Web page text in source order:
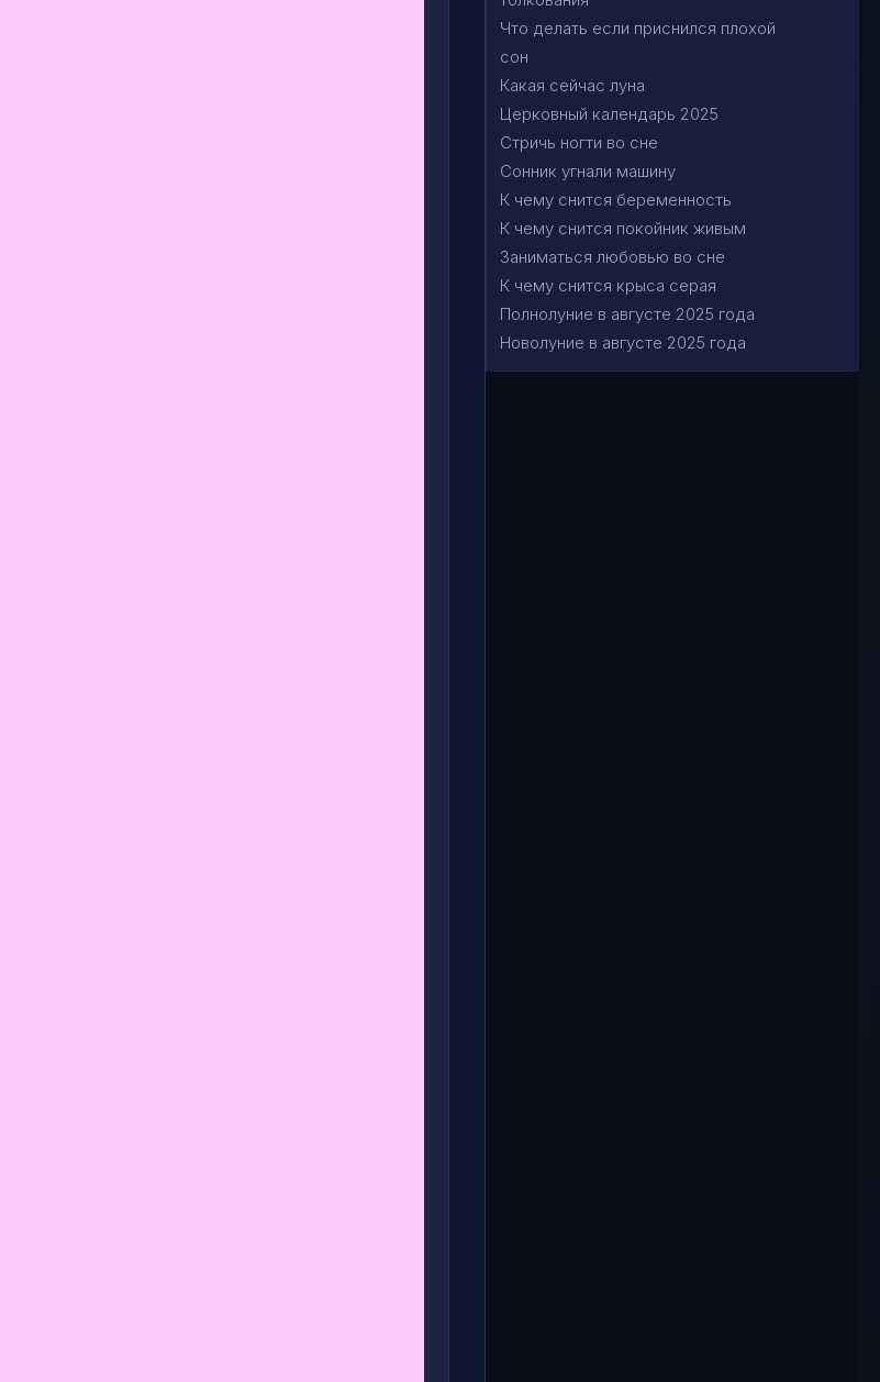
Что делать если приснился плохой
сон
Какая сейчас луна
Церковный календарь 2025
Стричь ногти во сне
Сонник угнали машину
К чему снится беременность
К чему снится покойник живым
Заниматься любовью во сне
К чему снится крыса серая
Полнолуние в августе 2025 года
Новолуние в августе 2025 года